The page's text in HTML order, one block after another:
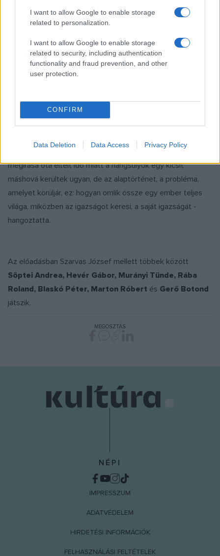
I want to allow Google to enable storage
related to personalization.
I want to allow Google to enable storage
related to security, including authentication
functionality and fraud prevention, and other
user protection.
CONFIRM
Data Deletion Data Access Privacy Policy
Szólt arról, hogy Sütő darabja Kleist írásához képest
finomabb és szelídebb történet, sokkal inkább filozofikus.
Kleist története egy durva és brutális világról szól. "És
ebben a nagyon durva és brutális világban Kolhaas is nagyon
durva és brutális" - tette hozzá.
az apróbb változtatások csak a Sütő-darabot erősítik. A mű
megírása óta eltelt idő miatt a hangsúlyok egy kicsit
máshová kerültek ugyan, de az alaptörténet, a probléma,
amelyet körüljár, ez: hogyan omlik össze egy ember teljes
világa, miközben az igazságot keresi, a saját igazságát -
hangoztatta.
Az előadásban Szarvas József mellett többek között
Söptei Andrea, Hevér Gábor, Murányi Tünde, Rába
Roland, Blaskó Péter, Marton Róbert és Gerő Botond
játszik.
MEGOSZTÁS
NÉPI
IMPRESSZUM
ADATVÉDELEM
HIRDETÉSI INFORMÁCIÓK
FELHASZNÁLÁSI FELTÉTELEK